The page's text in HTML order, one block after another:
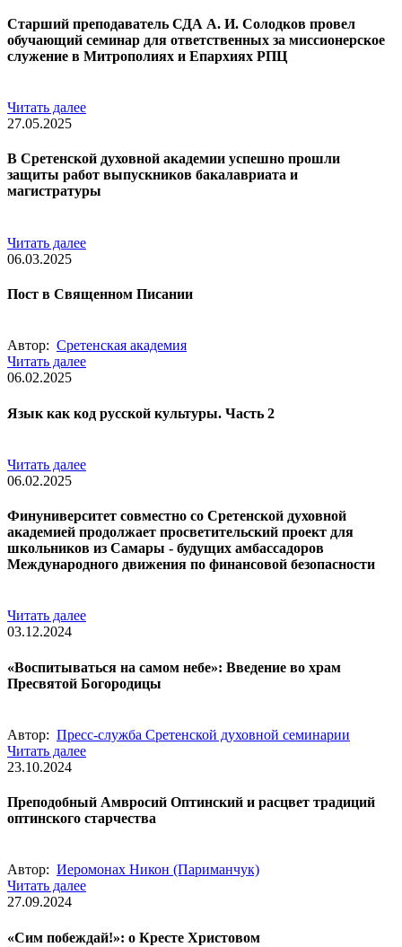
Старший преподаватель СДА А. И. Солодков провел
обучающий семинар для ответственных за миссионерское
служение в Митрополиях и Епархиях РПЦ
Читать далее
27.05.2025
В Сретенской духовной академии успешно прошли
защиты работ выпускников бакалавриата и
магистратуры
Читать далее
06.03.2025
Пост в Священном Писании
Автор: Сретенская академия
Читать далее
06.02.2025
Язык как код русской культуры. Часть 2
Читать далее
06.02.2025
Финуниверситет совместно со Сретенской духовной
академией продолжает просветительский проект для
школьников из Самары - будущих амбассадоров
Международного движения по финансовой безопасности
Читать далее
03.12.2024
«Воспитываться на самом небе»: Введение во храм
Пресвятой Богородицы
Автор: Пресс-служба Сретенской духовной семинарии
Читать далее
23.10.2024
Преподобный Амвросий Оптинский и расцвет традиций
оптинского старчества
Автор: Иеромонах Никон (Париманчук)
Читать далее
27.09.2024
«Сим побеждай!»: о Кресте Христовом